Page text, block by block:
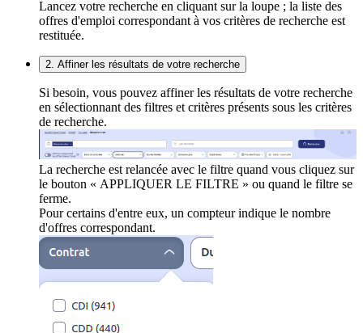
Lancez votre recherche en cliquant sur la loupe ; la liste des
offres d'emploi correspondant à vos critères de recherche est
restituée.
2. Affiner les résultats de votre recherche
Si besoin, vous pouvez affiner les résultats de votre recherche
en sélectionnant des filtres et critères présents sous les critères
de recherche.
La recherche est relancée avec le filtre quand vous cliquez sur
le bouton « APPLIQUER LE FILTRE » ou quand le filtre se
ferme.
Pour certains d'entre eux, un compteur indique le nombre
d'offres correspondant.